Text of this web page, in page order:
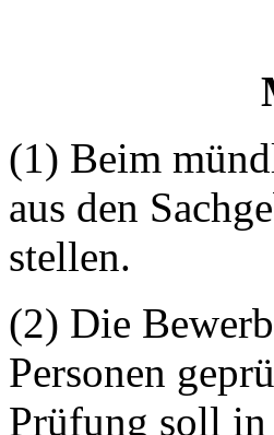
(1) Beim
aus den
stellen.
(2) Die
Personen
Prüfung soll in